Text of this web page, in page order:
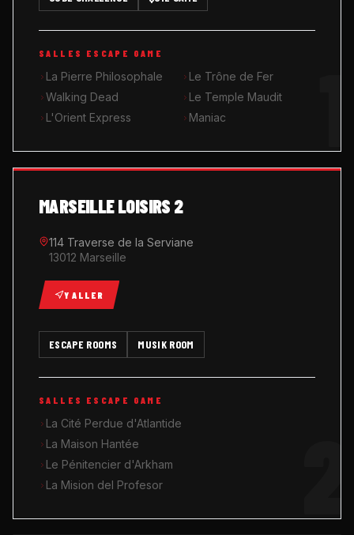
MUSIK ROOM KARAOKÉ
QUIZ GAME
SALLES ESCAPE GAME
La Pierre Philosophale
Le Trône de Fer
Walking Dead
Le Temple Maudit
L'Orient Express
Maniac
MARSEILLE LOISIRS 2
114 Traverse de la Serviane
13012 Marseille
Y ALLER
ESCAPE ROOMS MUSIK ROOM
SALLES ESCAPE GAME
La Cité Perdue d'Atlantide
La Maison Hantée
Le Pénitencier d'Arkham
La Mision del Profesor